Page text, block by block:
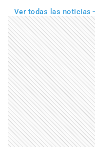
Ver todas las noticias